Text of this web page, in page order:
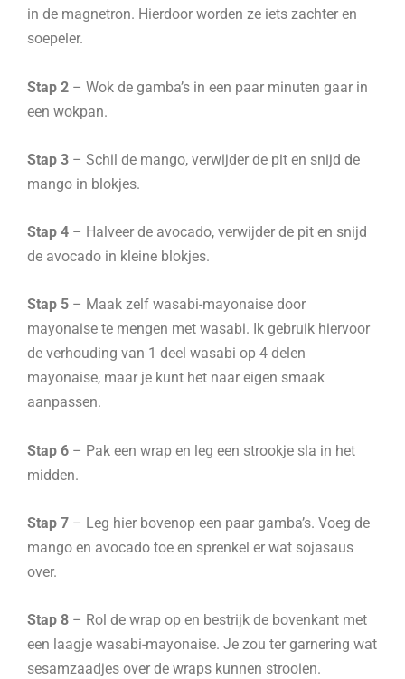
in de magnetron. Hierdoor worden ze iets zachter en
soepeler.
Stap 2 – Wok de gamba’s in een paar minuten gaar in
een wokpan.
Stap 3 – Schil de mango, verwijder de pit en snijd de
mango in blokjes.
Stap 4 – Halveer de avocado, verwijder de pit en snijd
de avocado in kleine blokjes.
Stap 5 – Maak zelf wasabi-mayonaise door
mayonaise te mengen met wasabi. Ik gebruik hiervoor
de verhouding van 1 deel wasabi op 4 delen
mayonaise, maar je kunt het naar eigen smaak
aanpassen.
Stap 6 – Pak een wrap en leg een strookje sla in het
midden.
Stap 7 – Leg hier bovenop een paar gamba’s. Voeg de
mango en avocado toe en sprenkel er wat sojasaus
over.
Stap 8 – Rol de wrap op en bestrijk de bovenkant met
een laagje wasabi-mayonaise. Je zou ter garnering wat
sesamzaadjes over de wraps kunnen strooien.